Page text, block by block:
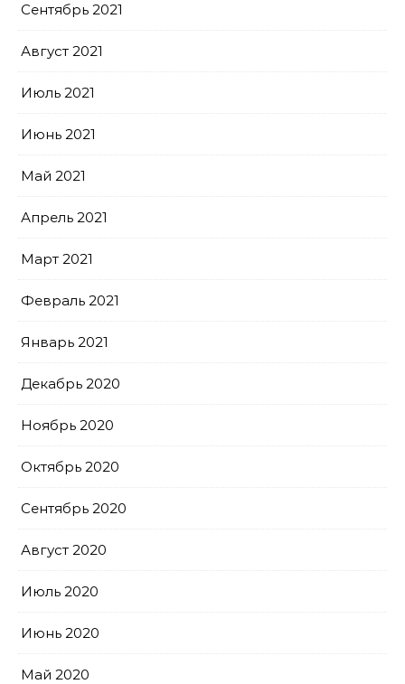
Сентябрь 2021
Август 2021
Июль 2021
Июнь 2021
Май 2021
Апрель 2021
Март 2021
Февраль 2021
Январь 2021
Декабрь 2020
Ноябрь 2020
Октябрь 2020
Сентябрь 2020
Август 2020
Июль 2020
Июнь 2020
Май 2020